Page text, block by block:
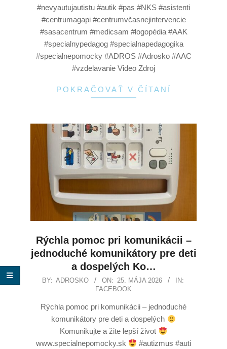
#nevyautujautistu #autik #pas #NKS #asistenti
#centrumagapi #centrumvčasnejintervencie
#sasacentrum #medicsam #logopédia #AAK
#specialnypedagog #specialnapedagogika
#specialnepomocky #ADROS #Adrosko #AAC
#vzdelavanie Video Zdroj
POKRAČOVAŤ V ČÍTANÍ
Rýchla pomoc pri komunikácii –
jednoduché komunikátory pre deti
a dospelých Ko…
BY: ADROSKO ON: 25. MÁJA 2026
IN:
FACEBOOK
Rýchla pomoc pri komunikácii – jednoduché
komunikátory pre deti a dospelých
Komunikujte a žite lepší život
www.specialnepomocky.sk
#autizmus #auti